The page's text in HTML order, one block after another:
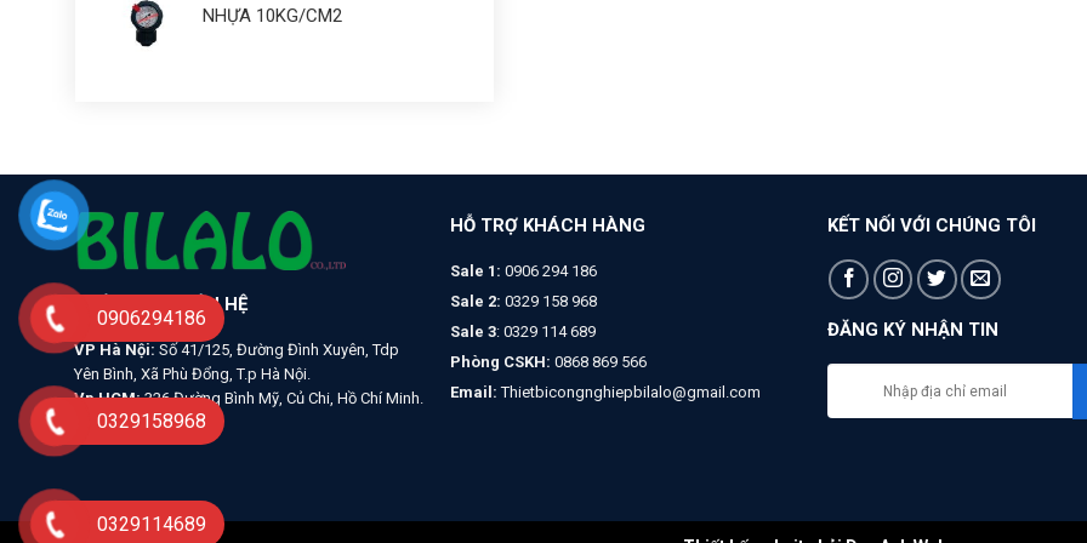
NHỰA 10KG/CM2
THÔNG TIN LIÊN HỆ
VP Hà Nội: Số 41/125, Đường Đình Xuyên, Tdp
Yên Bình, Xã Phù Đổng, T.p Hà Nội.
Vp HCM:326 Đường Bình Mỹ, Củ Chi, Hồ Chí Minh.
HỖ TRỢ KHÁCH HÀNG
Sale 1:0906 294 186
Sale 2: 0329 158 968
Sale 3: 0329 114 689
Phòng CSKH: 0868 869 566
Email: Thietbicongnghiepbilalo@gmail.com
KẾT NỐI VỚI CHÚNG TÔI
ĐĂNG KÝ NHẬN TIN
0906294186
0329158968
0329114689